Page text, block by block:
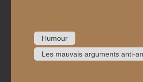
Humour
Les mauvais arguments anti-